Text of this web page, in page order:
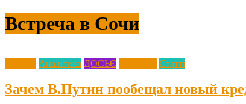
Встреча в Сочи
Аналітика ДОСЬЄ Статті
Зачем В.Путин пообещал новый